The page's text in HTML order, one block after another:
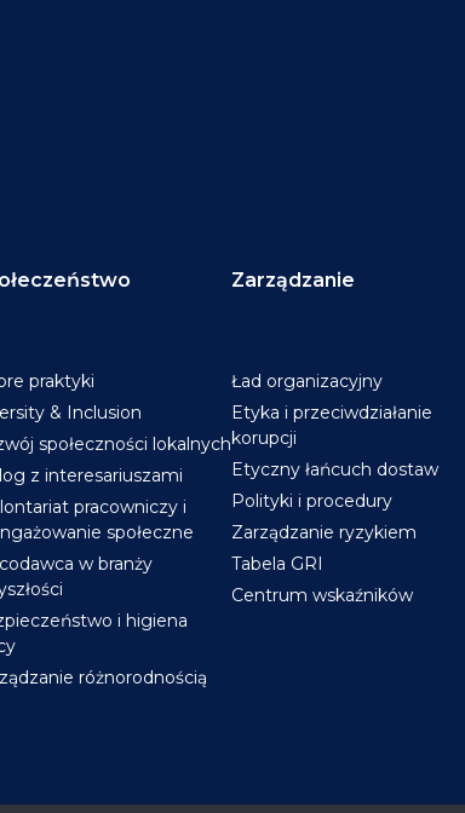
praktyki
& Inclusion
społeczności lokalnych
z interesariuszami
pracowniczy i
społeczne
w branży
i higiena
różnorodnością
Zarządzanie
Ład organizacyjny
Etyka i przeciwdziałanie
korupcji
Etyczny łańcuch dostaw
Polityki i procedury
Zarządzanie ryzykiem
Tabela GRI
Centrum wskaźników